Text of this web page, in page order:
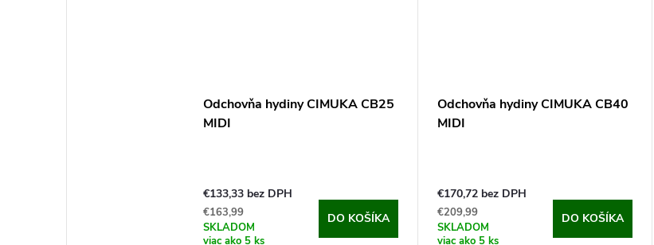
Odchovňa hydiny CIMUKA CB25
MIDI
€133,33 bez DPH
€163,99
SKLADOM
viac ako 5 ks
DO KOŠÍKA
Odchovňa hydiny CIMUKA CB40
MIDI
€170,72 bez DPH
€209,99
SKLADOM
viac ako 5 ks
DO KOŠÍKA